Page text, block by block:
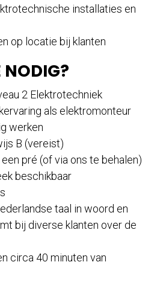
installaties en
op locatie bij klanten
NODIG?
2 Elektrotechniek
als elektromonteur
werken
B (vereist)
pré (of via ons te behalen)
beschikbaar
taal in woord en
bij diverse klanten over de
circa 40 minuten van